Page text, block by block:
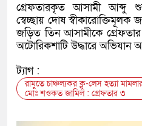
গ্রেফতারকৃত আসামী আব্দু
স্বেচ্ছায় দোষ স্বীকারোক্তিমূলক
জড়িত তিন আসামীকে
অটোরিকশাটি উদ্ধারে অভিযান
ট্যাগ :
রামুতে চাঞ্চল্যকর ক্লু-লেস হত্যা
মোঃ শওকত জামিল : গ্রেফতার ৩